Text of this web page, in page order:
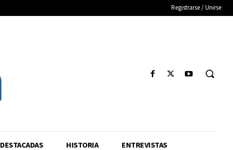
Registrarse / Unirse
DESTACADAS HISTORIA ENTREVISTAS